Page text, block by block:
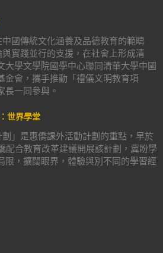
國傳統文化涵養及品德教育的範疇
與實踐並行的支援，在社會上形成清
大學文學院國學中心聯同清華大學中國
金會，攜手推動「禮儀文明教育項
長一同參與。
世界學堂
劃」是惠僑課外活動計劃的重點，早於
配合教育改革建議開展該計劃，冀盼學
限，擴闊眼界，體驗與別不同的學習經